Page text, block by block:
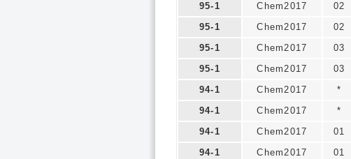
95-1
Chem2017 02
95-1
Chem2017 02
95-1
Chem2017 03
95-1
Chem2017 03
94-1
Chem2017 *
94-1
Chem2017 *
94-1
Chem2017 01
94-1
Chem2017 01